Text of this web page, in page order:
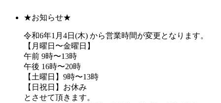
★お知らせ★
令和6年1月4日(木) から営業時間が変更となります。
【月曜日〜金曜日】
午前 9時〜13時
午後 16時〜20時
【土曜日】9時〜13時
【日祝日】お休み
とさせて頂きます。